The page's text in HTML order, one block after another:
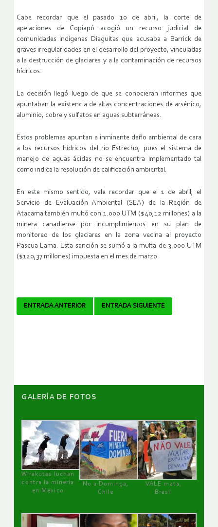
Cabe recordar que el pasado 10 de abril, la corte de
apelaciones de Copiapó acogió un recurso judicial de
comunidades indígenas Diaguitas que acusaba a Barrick de
graves irregularidades en el desarrollo del proyecto, vinculadas
a la destrucción de glaciares y a la contaminación de recursos
hídricos.
La decisión llegó luego de que se conocieran informes que
apuntaban la existencia de altas concentraciones de arsénico,
aluminio, cobre y sulfatos en aguas subterráneas.
Estos problemas apuntan a inminente daño ambiental de cara
a los recursos hídricos del río Estrecho, pues el sistema de
manejo de aguas ácidas no se encuentra implementado tal
como indica la resolución de calificación ambiental.
En este mismo sentido, vale recordar que el 1 de abril, el
Servicio de Evaluación Ambiental (SEA) de la Región de
Atacama también multó con 1.000 UTM ($40,12 millones) a la
minera canadiense por incumplimientos en su plan de
monitoreo de los glaciares en la zona vecina al proyecto
Pascua Lama. Esta sanción se sumó a la multa de 3.000 UTM
($120,37 millones) impuesta en el mes de marzo.
Navegador
ENTRADA ANTERIOR ENTRADA SIGUIENTE
GALERÌA DE FOTOS
Wirakutas luchan
contra la minería
en México
No a Dominga,
Chile
VALE mata,
Brasil